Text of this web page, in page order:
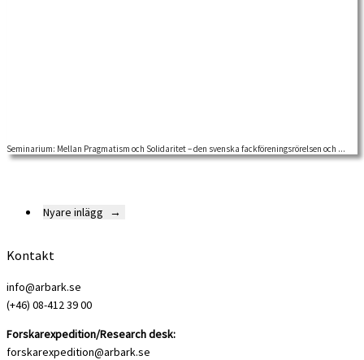
Seminarium: Mellan Pragmatism och Solidaritet – den svenska fackföreningsrörelsen och ...
Nyare inlägg →
Kontakt
info@arbark.se
(+46) 08-412 39 00
Forskarexpedition/Research desk:
forskarexpedition@arbark.se